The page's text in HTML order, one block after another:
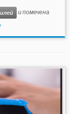
и помечена